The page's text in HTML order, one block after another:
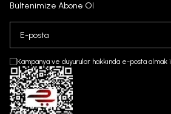
Bültenimize Abone Ol
Kampanya ve duyurular hakkında e-posta almak